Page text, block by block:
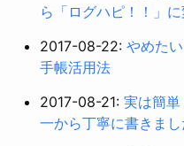
ら「ログハピ！！」
2017-08-22: やめた
手帳活用法
2017-08-21: 実は簡
一から丁寧に書きまし